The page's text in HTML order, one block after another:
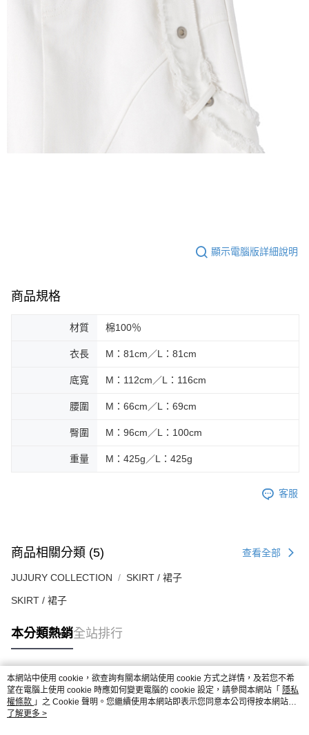
顯示電腦版詳細說明
商品規格
材質 棉100％
衣長 M：81cm／L：81cm
底寬 M：112cm／L：116cm
腰圍 M：66cm／L：69cm
臀圍 M：96cm／L：100cm
重量 M：425g／L：425g
客服
商品相關分類 (5) 查看全部
JUJURY COLLECTION SKIRT / 裙子
SKIRT / 裙子
本分類熱銷全站排行
熱門標籤
本網站中使用 cookie，欲查詢有關本網站使用 cookie 方式之詳情，及若您不希
望在電腦上使用 cookie 時應如何變更電腦的 cookie 設定，請參閱本網站「 隱私
權條款 」之 Cookie 聲明。您繼續使用本網站即表示您同意本公司得按本網站使
用條款之 Cookie 聲明使用 cookie。
了解更多 >